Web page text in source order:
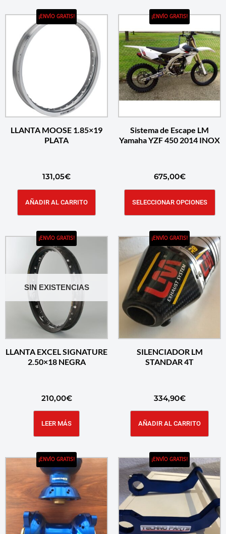
¡ENVÍO GRATIS!
LLANTA MOOSE 1.85×19
PLATA
131,05€
AÑADIR AL CARRITO
¡ENVÍO GRATIS!
Sistema de Escape LM
Yamaha YZF 450 2014 INOX
675,00€
SELECCIONAR OPCIONES
SIN EXISTENCIAS
¡ENVÍO GRATIS!
LLANTA EXCEL SIGNATURE
2.50×18 NEGRA
210,00€
LEER MÁS
¡ENVÍO GRATIS!
SILENCIADOR LM
STANDAR 4T
334,90€
AÑADIR AL CARRITO
¡ENVÍO GRATIS! ¡ENVÍO GRATIS!